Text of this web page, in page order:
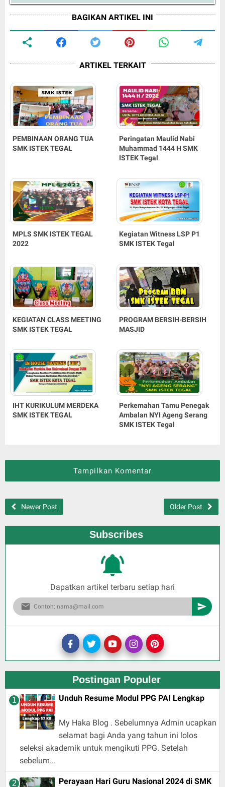
BAGIKAN ARTIKEL INI
ARTIKEL TERKAIT
PEMBINAAN ORANG TUA
SMK ISTEK TEGAL
Peringatan Maulid Nabi
Muhammad 1444 H SMK
ISTEK Tegal
MPLS SMK ISTEK TEGAL
2022
Kegiatan Witness LSP P1
SMK ISTEK Tegal
KEGIATAN CLASS MEETING
SMK ISTEK TEGAL
PROGRAM BERSIH-BERSIH
MASJID
IHT KURIKULUM MERDEKA
SMK ISTEK TEGAL
Perkemahan Tamu Penegak
Ambalan NYI Ageng Serang
SMK ISTEK Tegal
Tampilkan Komentar
Newer Post Older Post
Subscribes
Dapatkan artikel terbaru setiap hari
Postingan Populer
Unduh Resume Modul PPG PAI Lengkap
My Haka Blog . Sebelumnya Admin ucapkan
selamat bagi Anda yang tahun ini lolos
seleksi akademik untuk mengikuti PPG. Setelah
sebelum...
Perayaan Hari Guru Nasional 2024 di SMK